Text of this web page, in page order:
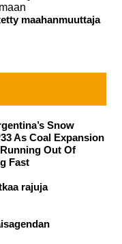
maahanmuuttaja
Snow
As Coal Expansion
Out Of
Fast
rajuja